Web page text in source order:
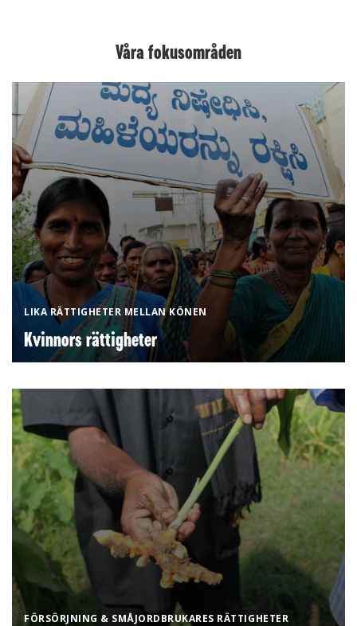
Våra fokusområden
LIKA RÄTTIGHETER MELLAN KÖNEN
Kvinnors rättigheter
FÖRSÖRJNING & SMÅJORDBRUKARES RÄTTIGHETER